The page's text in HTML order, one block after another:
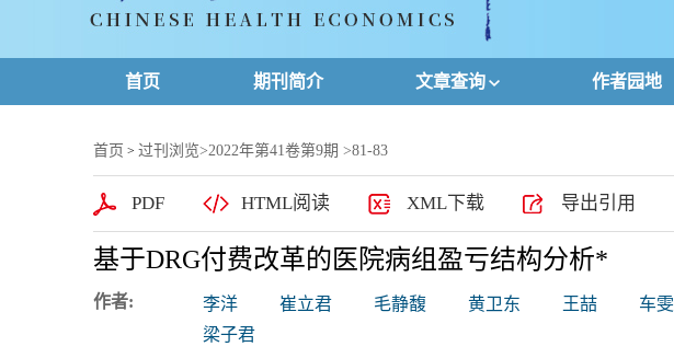
首页 期刊简介 文章查询
高级查询
下载排名
浏览排名
作者园地
首页 > 过刊浏览>2022年第41卷第9期 >81-83
PDF HTML阅读 XML下载 导出引用
基于DRG付费改革的医院病组盈亏结构分析*
作者: 李洋 崔立君 毛静馥 黄卫东 王喆 车雯
梁子君